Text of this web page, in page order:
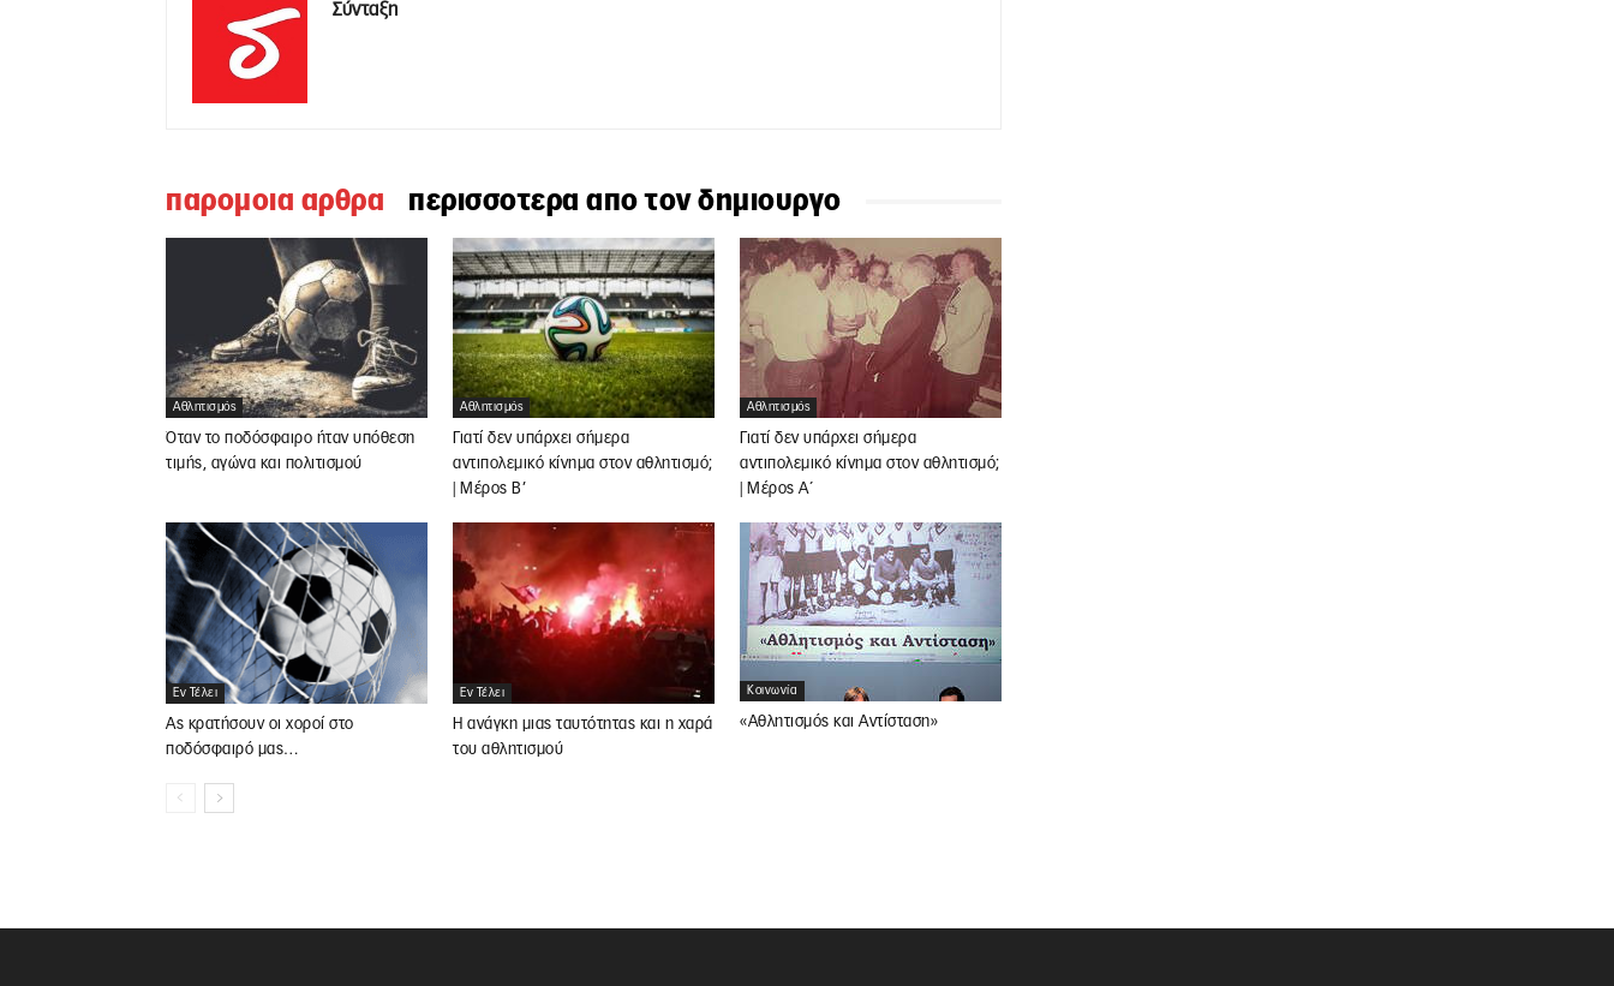
Σύνταξη
παρομοια αρθρα περισσοτερα απο τον δημιουργο
Αθλητισμός
Όταν το ποδόσφαιρο ήταν υπόθεση
τιμής, αγώνα και πολιτισμού
Αθλητισμός
Γιατί δεν υπάρχει σήμερα
αντιπολεμικό κίνημα στον αθλητισμό;
| Μέρος Β’
Αθλητισμός
Γιατί δεν υπάρχει σήμερα
αντιπολεμικό κίνημα στον αθλητισμό;
| Μέρος Α΄
Εν Τέλει
Ας κρατήσουν οι χοροί στο
ποδόσφαιρό μας…
Εν Τέλει
Η ανάγκη μιας ταυτότητας και η χαρά
του αθλητισμού
Κοινωνία
«Αθλητισμός και Αντίσταση»